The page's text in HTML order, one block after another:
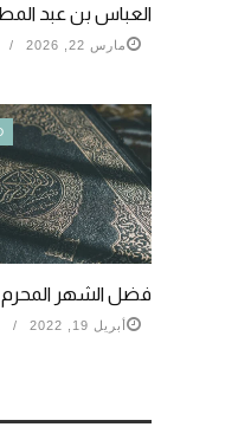
العباس بن عبد
مارس 22, 2026
فضل الشهر المحرم
أبريل 19, 2022